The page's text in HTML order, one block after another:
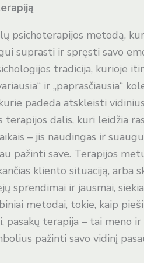
psichoterapijos metodą,
suprasti ir spręsti savo
tradicija, kurioje
ir „paprasčiausia“
padeda atskleisti
terapijos dalis, kuri leidžia
– jis naudingas ir
pažinti save. Terapijos
kliento situaciją,
sprendimai ir jausmai,
metodai, tokie, kaip
pasakų terapija – tai meno
pažinti savo vidinį